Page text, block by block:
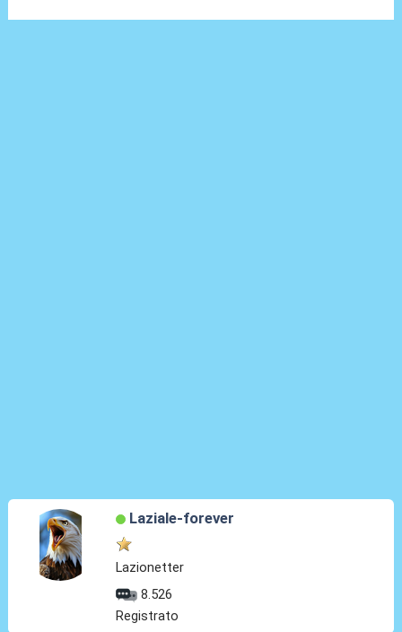
Laziale-forever
Lazionetter
8.526
Registrato